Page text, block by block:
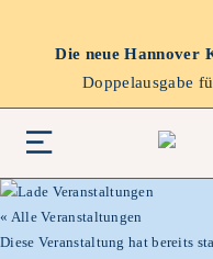
Die neue Hannover
Doppelausgabe
« Alle Veranstaltungen
Diese Veranstaltung hat bereits